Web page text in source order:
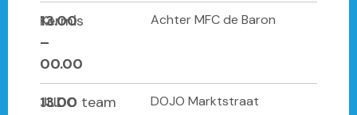
13.00
–
00.00
Kermis Achter MFC de Baron
13.00
JUDO team
DOJO Marktstraat